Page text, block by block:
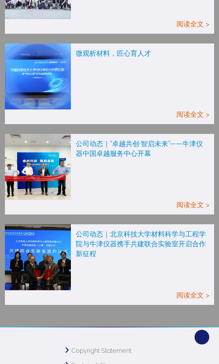
阅读全文 >
微观析材料，匠心育人才
阅读全文 >
公司动态｜“卓越共创·智启未来”——牛津仪
器中国卓越服务中心开幕
阅读全文 >
公司动态｜北京科技大学材料科学与工程学
院与牛津仪器携手共建联合实验室开启合作
新征程
阅读全文 >
Copyright Statement